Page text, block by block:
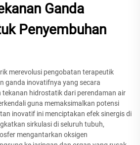
Ganda
Penyembuhan
merevolusi pengobatan terapeutik
ganda inovatifnya yang secara
tekanan hidrostatik dari perendaman air
guna memaksimalkan potensi
inovatif ini menciptakan efek sinergis di
sirkulasi di seluruh tubuh,
mengantarkan oksigen